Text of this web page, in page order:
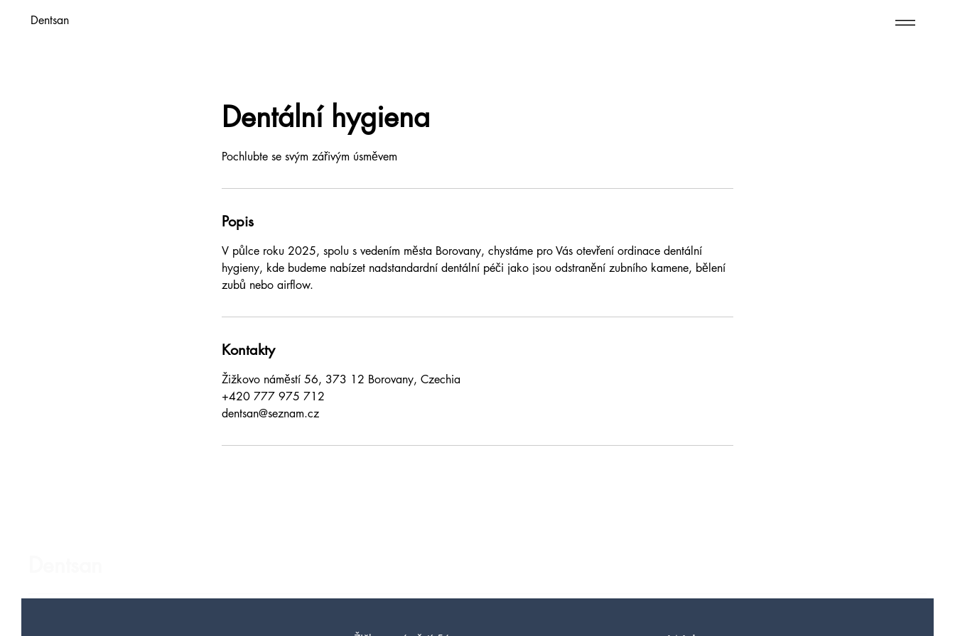
Dentsan
Dentální hygiena
Pochlubte se svým zářivým úsměvem
Popis
V půlce roku 2025, spolu s vedením města Borovany, chystáme pro Vás otevření ordinace dentální
hygieny, kde budeme nabízet nadstandardní dentální péči jako jsou odstranění zubního kamene, bělení
zubů nebo airflow.
Kontakty
Žižkovo náměstí 56, 373 12 Borovany, Czechia
+420 777 975 712
dentsan@seznam.cz